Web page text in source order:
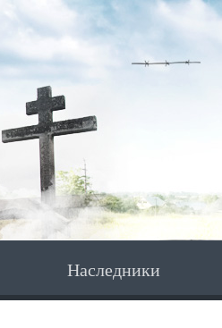
Наследники